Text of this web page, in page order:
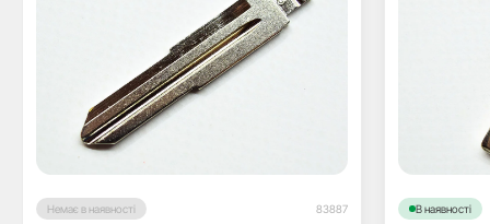
Немає в наявності 83887 В наявності